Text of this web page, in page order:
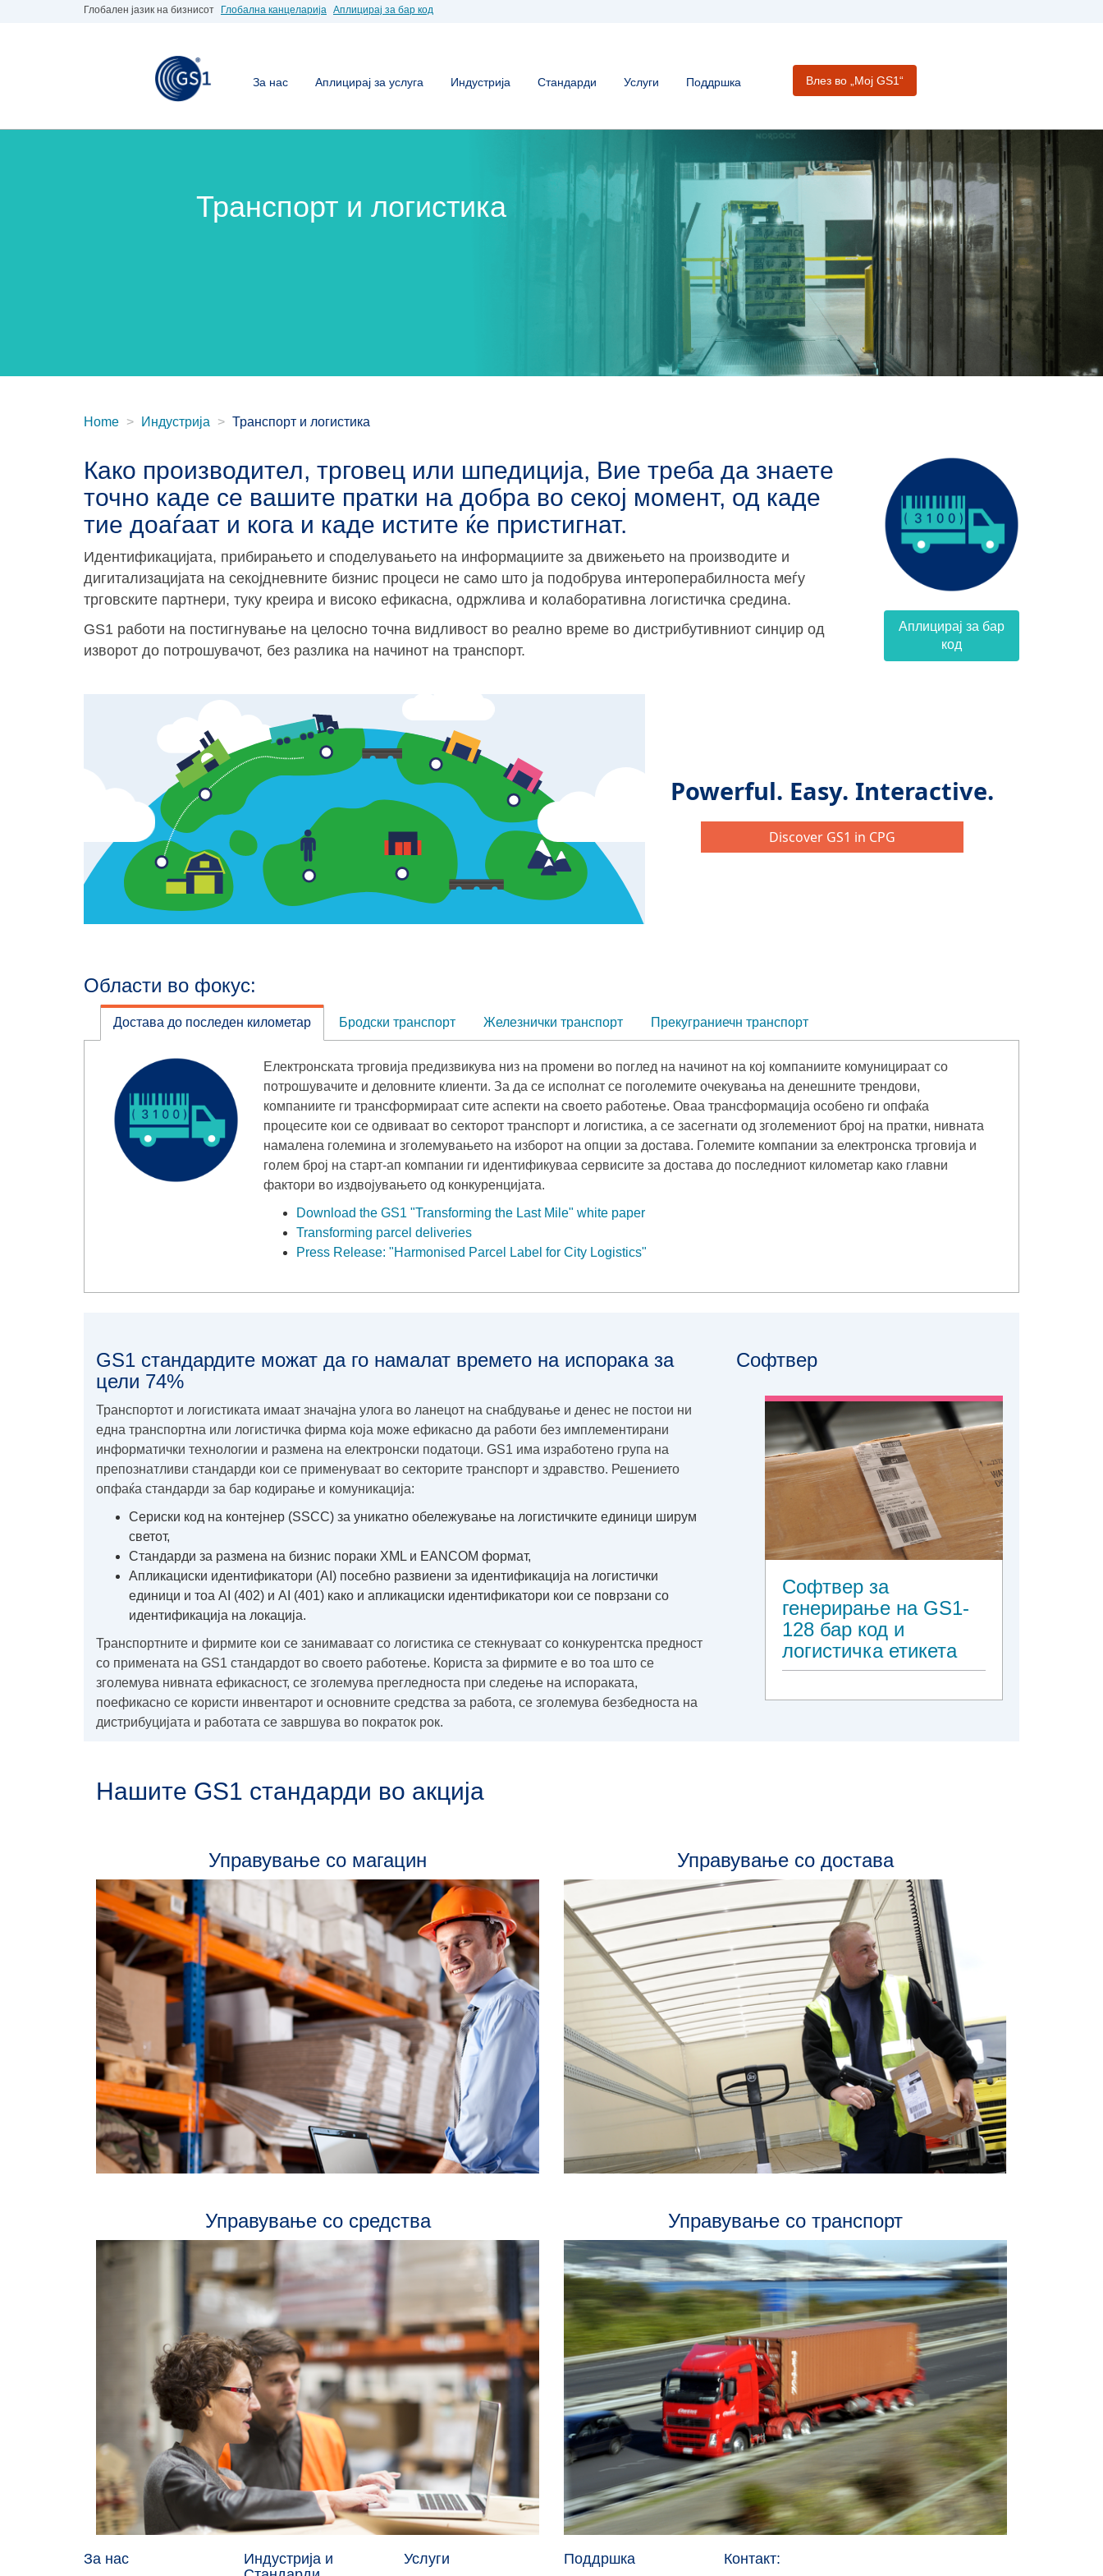
Глобален јазик на бизнисот Глобална канцеларија Аплицирај за бар код
За нас Аплицирај за услуга Индустрија Стандарди Услуги Поддршка Влез во „Moj GS1“
Транспорт и логистика
Home Индустрија Транспорт и логистика
Како производител, трговец или шпедиција, Вие треба да знаете
точно каде се вашите пратки на добра во секој момент, од каде
тие доаѓаат и кога и каде истите ќе пристигнат.
Идентификацијата, прибирањето и споделувањето на информациите за движењето на производите и
дигитализацијата на секојдневните бизнис процеси не само што ја подобрува интероперабилноста меѓу
трговските партнери, туку креира и високо ефикасна, одржлива и колаборативна логистичка средина.
GS1 работи на постигнување на целосно точна видливост во реално време во дистрибутивниот синџир од
изворот до потрошувачот, без разлика на начинот на транспорт.
Аплицирај за бар
код
Области во фокус:
Достава до последен километар Бродски транспорт Железнички транспорт Прекуграниечн транспорт
Електронската трговија предизвикува низ на промени во поглед на начинот на кој компаниите комуницираат со
потрошувачите и деловните клиенти. За да се исполнат се поголемите очекувања на денешните трендови,
компаниите ги трансформираат сите аспекти на своето работење. Оваа трансформација особено ги опфаќа
процесите кои се одвиваат во секторот транспорт и логистика, а се засегнати од зголемениот број на пратки, нивната
намалена големина и зголемувањето на изборот на опции за достава. Големите компании за електронска трговија и
голем број на старт-aп компании ги идентификуваа сервисите за достава до последниот километар како главни
фактори во издвојувањето од конкуренцијата.
Download the GS1 "Transforming the Last Mile" white paper
Transforming parcel deliveries
Press Release: "Harmonised Parcel Label for City Logistics"
GS1 стандардите можат да го намалат времето на испорака за
цели 74%
Транспортот и логистиката имаат значајна улога во ланецот на снабдување и денес не постои ни
една транспортна или логистичка фирма која може ефикасно да работи без имплементирани
информатички технологии и размена на електронски податоци. GS1 има изработено група на
препознатливи стандарди кои се применуваат во секторите транспорт и здравство. Решението
опфаќа стандарди за бар кодирање и комуникација:
Сериски код на контејнер (SSCC) за уникатно обележување на логистичките единици ширум
светот,
Стандарди за размена на бизнис пораки XML и EANCOM формат,
Aпликациски идентификатори (AI) посебно развиени за идентификација на логистички
единици и тоа AI (402) и AI (401) како и апликациски идентификатори кои се поврзани со
идентификација на локација.
Транспортните и фирмите кои се занимаваат со логистика се стекнуваат со конкурентска предност
со примената на GS1 стандардот во своето работење. Користа за фирмите е во тоа што се
зголемува нивната ефикасност, се зголемува прегледноста при следење на испораката,
поефикасно се користи инвентарот и основните средства за работа, се зголемува безбедноста на
дистрибуцијата и работата се завршува во пократок рок.
Софтвер
Софтвер за
генерирање на GS1-
128 бар код и
логистичка етикета
Нашите GS1 стандарди во акција
Управување со магацин Управување со достава
Управување со средства Управување со транспорт
За нас
Индустрија и
Услуги Поддршка Контакт: